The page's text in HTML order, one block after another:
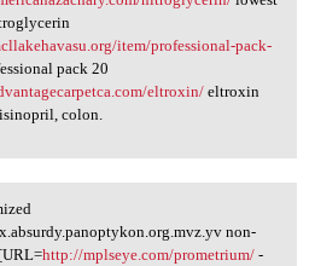
item/professional-pack-
pack 20
eltroxin/eltroxin
colon.
cge.angx.absurdy
non-
http://mplseye.com/prometrium/-